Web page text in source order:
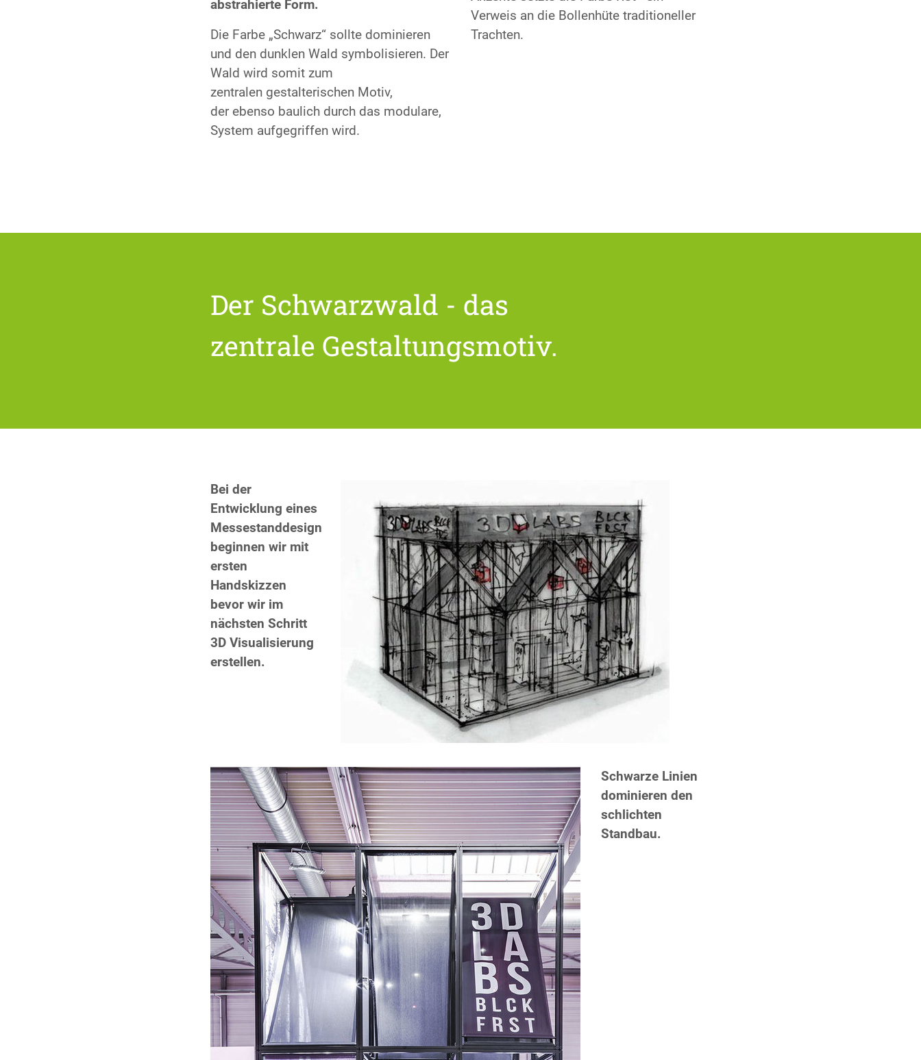
abstrahierte Form.
Die Farbe „Schwarz“ sollte dominieren
und den dunklen Wald symbolisieren. Der
Wald wird somit zum
zentralen gestalterischen Motiv,
der ebenso baulich durch das modulare,
System aufgegriffen wird.
Verweis an die Bollenhüte traditioneller
Trachten.
Der Schwarzwald - das
zentrale Gestaltungsmotiv.
Bei der
Entwicklung eines
Messestanddesign
beginnen wir mit
ersten
Handskizzen
bevor wir im
nächsten Schritt
3D Visualisierung
erstellen.
Schwarze Linien
dominieren den
schlichten
Standbau.